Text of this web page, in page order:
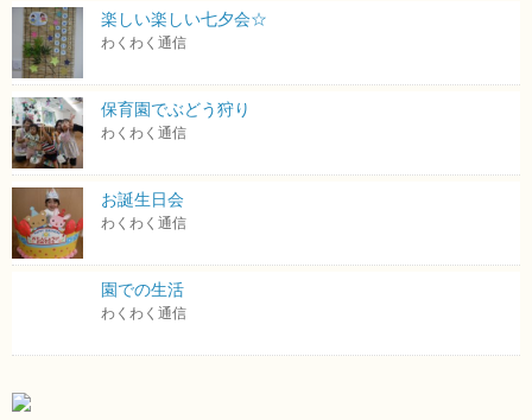
楽しい楽しい七夕会☆
わくわく通信
保育園でぶどう狩り
わくわく通信
お誕生日会
わくわく通信
園での生活
わくわく通信